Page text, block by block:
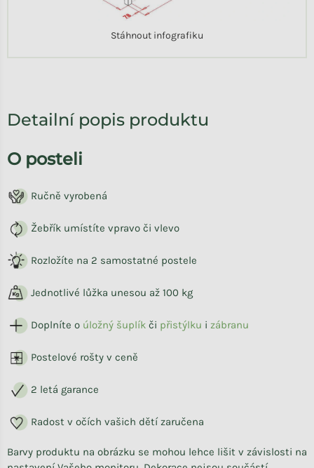
Stáhnout infografiku
Detailní popis produktu
O posteli
Ručně vyrobená
Žebřík umístíte vpravo či vlevo
Rozložíte na 2 samostatné postele
Jednotlivé lůžka unesou až 100 kg
Doplníte o úložný šuplík či přistýlku i zábranu
Postelové rošty v ceně
2 letá garance
Radost v očích vašich dětí zaručena
Barvy produktu na obrázku se mohou lehce lišit v závislosti na